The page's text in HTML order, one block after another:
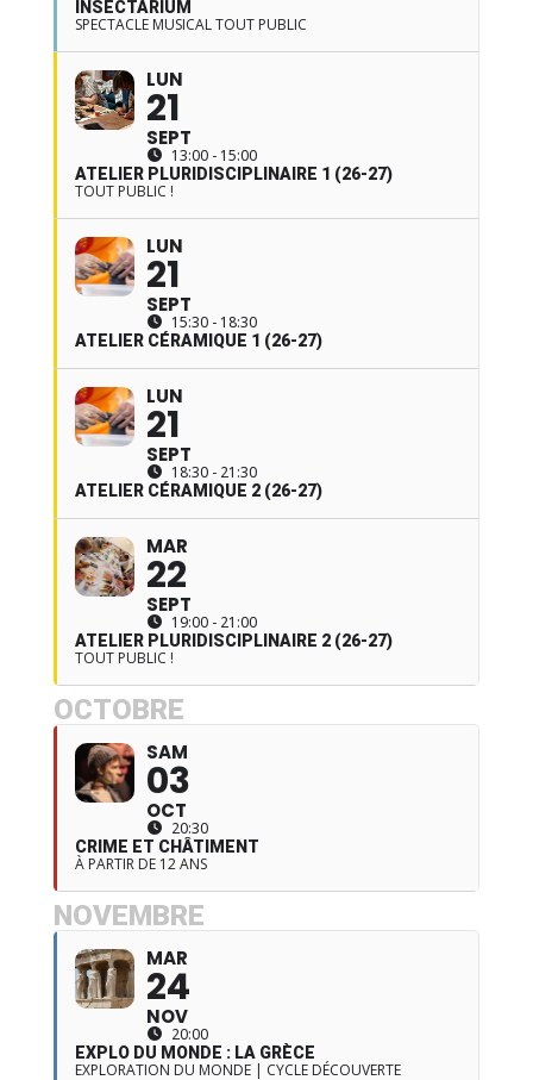
INSECTARIUM
SPECTACLE MUSICAL TOUT PUBLIC
LUN
21
SEPT
13:00 - 15:00
ATELIER PLURIDISCIPLINAIRE 1 (26-27)
TOUT PUBLIC !
LUN
21
SEPT
15:30 - 18:30
ATELIER CÉRAMIQUE 1 (26-27)
LUN
21
SEPT
18:30 - 21:30
ATELIER CÉRAMIQUE 2 (26-27)
MAR
22
SEPT
19:00 - 21:00
ATELIER PLURIDISCIPLINAIRE 2 (26-27)
TOUT PUBLIC !
OCTOBRE
SAM
03
OCT
20:30
CRIME ET CHÂTIMENT
À PARTIR DE 12 ANS
NOVEMBRE
MAR
24
NOV
20:00
EXPLO DU MONDE : LA GRÈCE
EXPLORATION DU MONDE | CYCLE DÉCOUVERTE